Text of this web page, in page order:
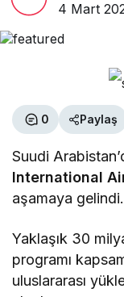
4 Mart
0 Paylaş
Suudi
International
aşamaya gelindi.
Yaklaşık 30
programı
uluslararası